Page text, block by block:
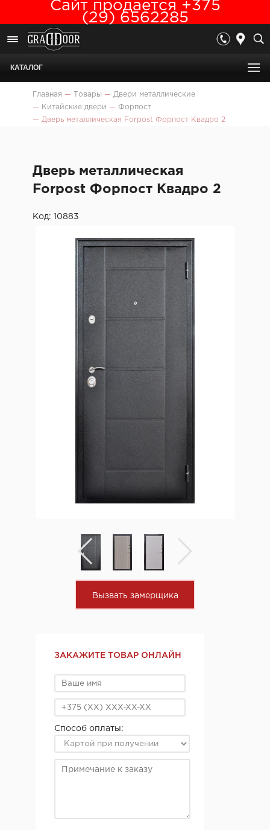
Сайт продается +375
(29) 6562285
КАТАЛОГ
Главная — Товары — Двери металлические
—
Китайские двери — Форпост
— Дверь металлическая Forpost Форпост Квадро 2
Дверь металлическая
Forpost Форпост Квадро 2
Код: 10883
Вызвать замерщика
ЗАКАЖИТЕ ТОВАР ОНЛАЙН
Способ оплаты: